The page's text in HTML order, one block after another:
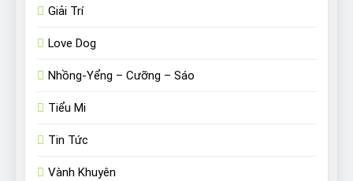
Giải Trí
Love Dog
Nhồng-Yểng – Cưỡng – Sáo
Tiểu Mi
Tin Tức
Vành Khuyên